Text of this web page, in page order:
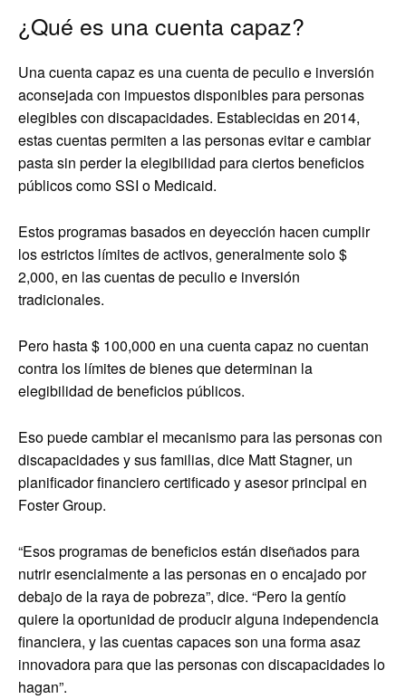
¿Qué es una cuenta capaz?
Una cuenta capaz es una cuenta de peculio e inversión
aconsejada con impuestos disponibles para personas
elegibles con discapacidades. Establecidas en 2014,
estas cuentas permiten a las personas evitar e cambiar
pasta sin perder la elegibilidad para ciertos beneficios
públicos como SSI o Medicaid.
Estos programas basados en deyección hacen cumplir
los estrictos límites de activos, generalmente solo $
2,000, en las cuentas de peculio e inversión
tradicionales.
Pero hasta $ 100,000 en una cuenta capaz no cuentan
contra los límites de bienes que determinan la
elegibilidad de beneficios públicos.
Eso puede cambiar el mecanismo para las personas con
discapacidades y sus familias, dice Matt Stagner, un
planificador financiero certificado y asesor principal en
Foster Group.
“Esos programas de beneficios están diseñados para
nutrir esencialmente a las personas en o encajado por
debajo de la raya de pobreza”, dice. “Pero la gentío
quiere la oportunidad de producir alguna independencia
financiera, y las cuentas capaces son una forma asaz
innovadora para que las personas con discapacidades lo
hagan”.